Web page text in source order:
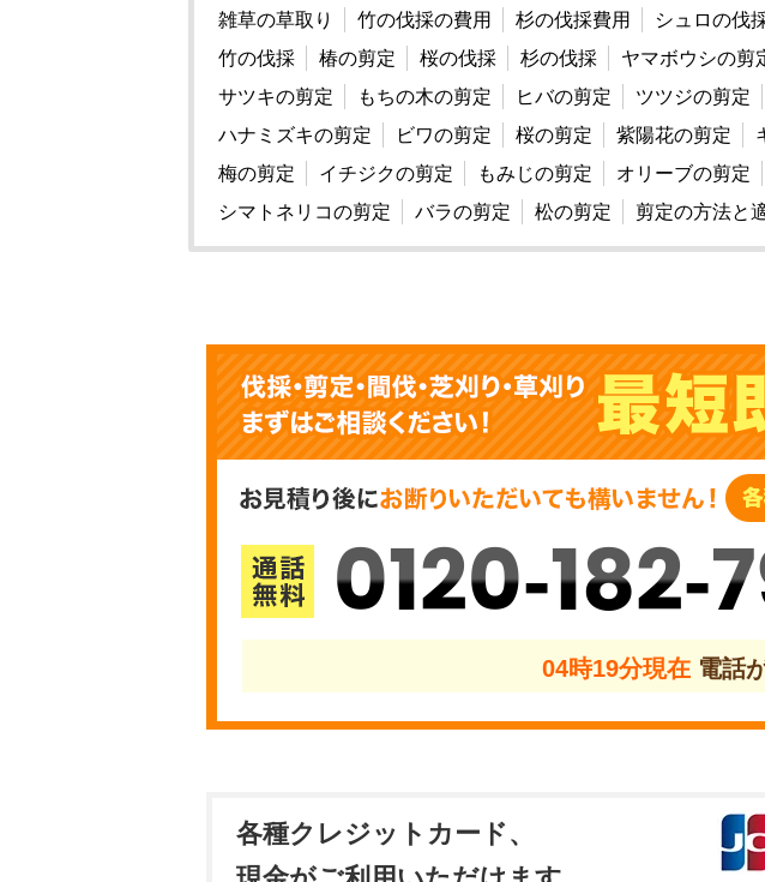
雑草の草取り 竹の伐採の費用 杉の伐採費用 シュロの伐
竹の伐採
椿の剪定 桜の伐採 杉の伐採 ヤマボウシの剪
サツキの剪定
もちの木の剪定 ヒバの剪定 ツツジの剪定
ハナミズキの剪定
ビワの剪定 桜の剪定 紫陽花の剪定
梅の剪定
イチジクの剪定 もみじの剪定 オリーブの剪定
シマトネリコの剪定
バラの剪定 松の剪定 剪定の方法と
0120-182-
04時19分現在 電話
各種クレジットカード、